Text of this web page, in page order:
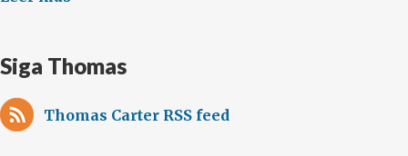
Siga Thomas
Thomas Carter RSS feed